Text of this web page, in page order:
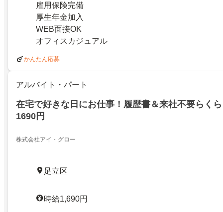
雇用保険完備
厚生年金加入
WEB面接OK
オフィスカジュアル
かんたん応募
アルバイト・パート
在宅で好きな日にお仕事！履歴書＆来社不要らく
1690円
株式会社アイ・グロー
足立区
時給1,690円